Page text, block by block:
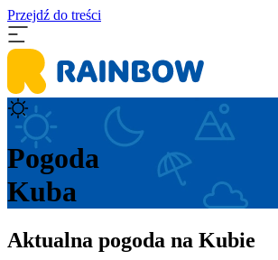
Przejdź do treści
Pogoda
Kuba
Aktualna pogoda na Kubie